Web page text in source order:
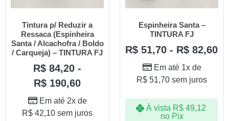
Tintura p/ Reduzir a
Ressaca (Espinheira
Santa / Alcachofra / Boldo
/ Carqueja) – TINTURA FJ
R$ 84,20 -
R$ 190,60
Em até 2x de
R$ 42,10 sem juros
Espinheira Santa –
TINTURA FJ
R$ 51,70 - R$ 82,60
Em até 1x de
R$ 51,70 sem juros
À vista R$49,12
no Pix